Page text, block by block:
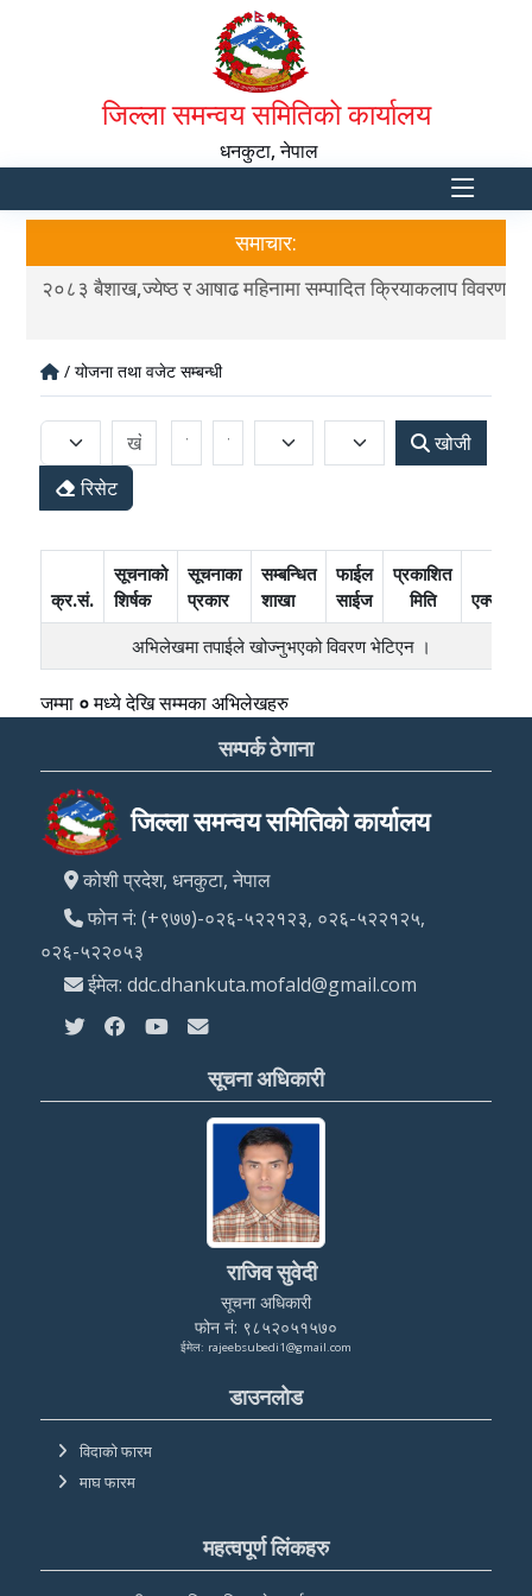
जिल्ला समन्वय समितिको कार्यालय
धनकुटा, नेपाल
समाचार:
२०८३ बैशाख,ज्येष्ठ र आषाढ महिनामा सम्पादित क्रियाकलाप विवरण
/ योजना तथा वजेट सम्बन्धी
खोजी
रिसेट
क्र.सं.
सूचनाको
शिर्षक
सूचनाका
प्रकार
सम्बन्धित
शाखा
फाईल
साईज
प्रकाशित
मिति
एक्सन
अभिलेखमा तपाईले खोज्‍नुभएको विवरण भेटिएन ।
जम्मा ०मध्येदेखिसम्मका अभिलेखहरु
सम्पर्क ठेगाना
जिल्ला समन्वय समितिको कार्यालय
कोशी प्रदेश, धनकुटा, नेपाल
फोन नं: (+९७७)-०२६-५२२१२३, ०२६-५२२१२५,
०२६-५२२०५३
ईमेल: ddc.dhankuta.mofald@gmail.com
सूचना अधिकारी
राजिव सुवेदी
सूचना अधिकारी
फोन नं: ९८५२०५१५७०
ईमेल: rajeebsubedi1@gmail.com
डाउनलोड
विदाको फारम
माघ फारम
महत्वपूर्ण लिंकहरु